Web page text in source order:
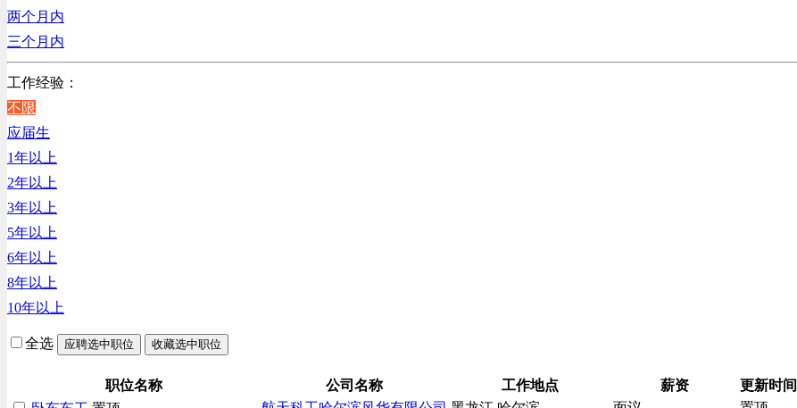
建筑装潢/市政建设类
通信/移动互联网/手机类
技工/维修类
房地产开发/物业管理类
生产/加工/认证类
综合技术类
汽车/交通类
财务/审计/税务类
两个月内
三个月内
工作经验：
不限
应届生
1年以上
2年以上
3年以上
5年以上
6年以上
8年以上
10年以上
全选 应聘选中职位 收藏选中职位
职位名称
公司名称 工作地点 薪资
更新时间